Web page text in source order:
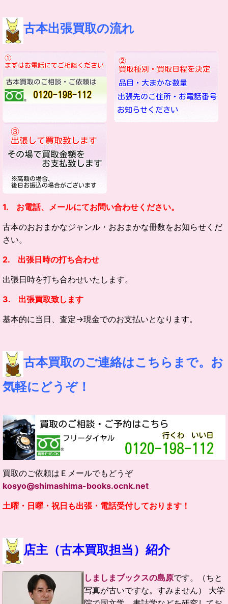
古本出張買取の流れ
1. お電話、メールにてお問い合わせください。
古本のおおまかなジャンル・ おおまかな冊数をお知らせくだ
さい。
2. 出張日時の打ち合わせ
出張日時を打ち合わせいたします。
3. 出張買取致します
基本的に当日、査定→現金でのお支払いとなります。
古本買取のご連絡はこちらまで。お
気軽にどうぞ！
買取のご依頼はＥメールでもどうぞ
kosyo@shimashima-books.ocnk.net
土曜・日曜・祝日も出張・電話受付しております！
店主（古本買取担当）紹介
しましまブックスの島原です。（ちと
写真が古いですな。すみません） 大学